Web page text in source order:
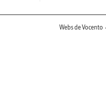
Webs de Vocento